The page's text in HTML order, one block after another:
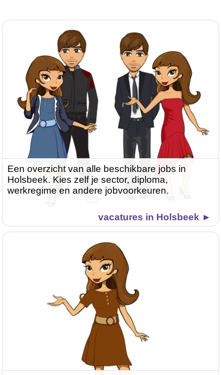
Een overzicht van alle beschikbare jobs in
Holsbeek. Kies zelf je sector, diploma,
werkregime en andere jobvoorkeuren.
vacatures in Holsbeek ►